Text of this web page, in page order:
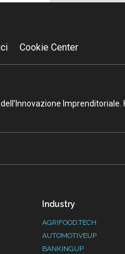
Cookie Center
Industry
AGRIFOOD.TECH
AUTOMOTIVEUP
BANKINGUP